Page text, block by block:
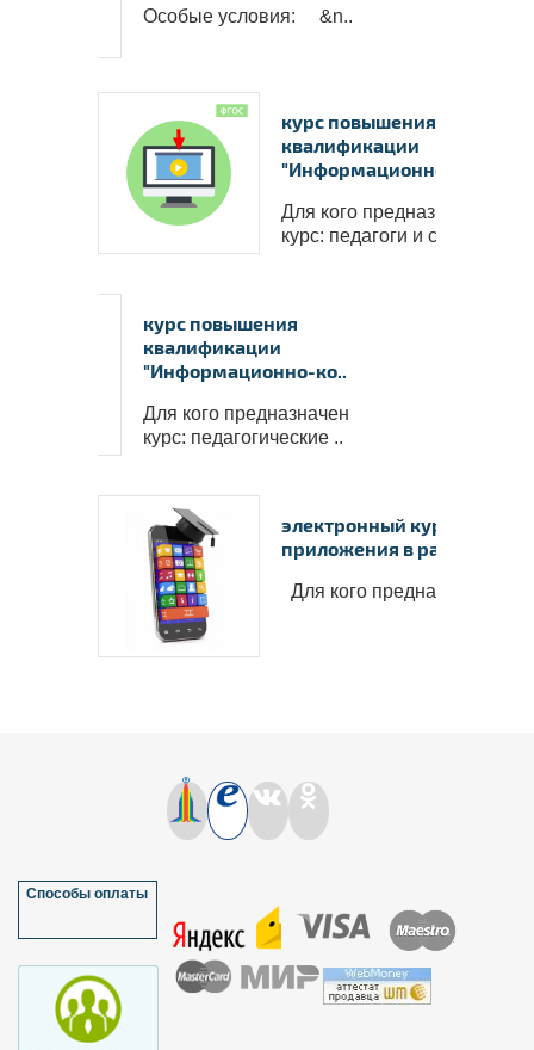
Особые условия: &n..
курс повышения
квалификации
"Информационно-ко..
Для кого предназначен
курс: педагоги и спец..
курс повышения
квалификации
"Информационно-ко..
Для кого предназначен
курс: педагогические ..
электронный курс
приложения в рабо..
Для кого предназначен
Способы оплаты